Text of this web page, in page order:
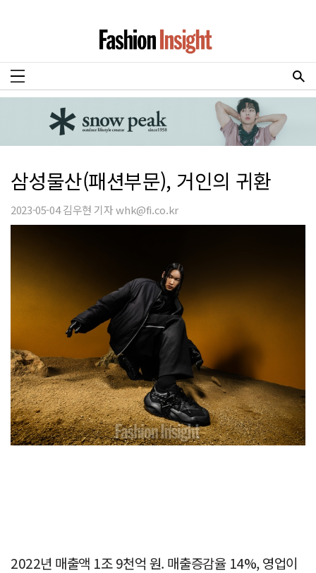
삼성물산(패션부문), 거인의 귀환
2023-05-04 김우현 기자 whk@fi.co.kr
2022년 매출액 1조 9천억 원. 매출증감율 14%, 영업이